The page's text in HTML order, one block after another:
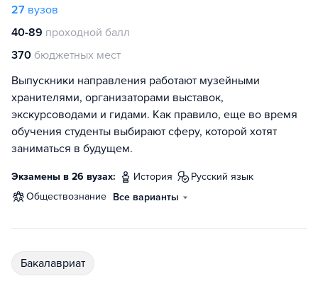
27 вузов
40-89 проходной балл
370 бюджетных мест
Выпускники направления работают музейными
хранителями, организаторами выставок,
экскурсоводами и гидами. Как правило, еще во время
обучения студенты выбирают сферу, которой хотят
заниматься в будущем.
Экзамены в 26 вузах: история
русский язык
обществознание Все варианты
бакалавриат